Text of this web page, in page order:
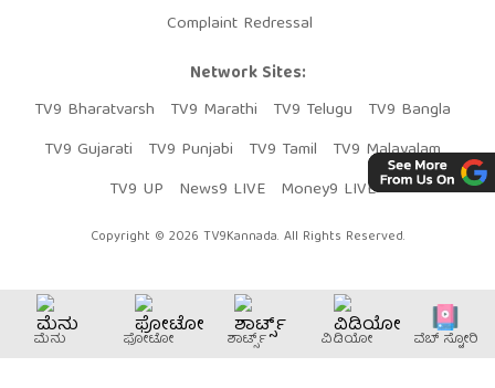
Complaint Redressal
Network Sites:
TV9 Bharatvarsh
TV9 Marathi TV9 Telugu
TV9 Bangla
TV9 Gujarati
TV9 Punjabi TV9 Tamil
TV9 Malayalam
TV9 UP
News9 LIVE Money9 LIVE
Copyright © 2026 TV9Kannada. All Rights Reserved.
ಮೆನು ಫೋಟೋ ಶಾರ್ಟ್ಸ್ ವಿಡಿಯೋ ವೆಬ್​ ಸ್ಟೋರಿ